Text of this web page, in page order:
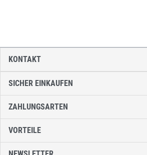
SICHER EINKAUFEN
ZAHLUNGSARTEN
VORTEILE
KONTAKT